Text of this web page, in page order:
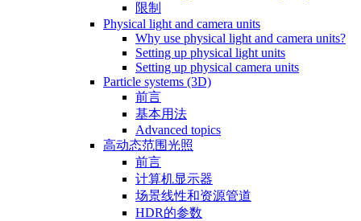
限制
Physical light and camera units
Why use physical light and camera units?
Setting up physical light units
Setting up physical camera units
Particle systems (3D)
前言
基本用法
Advanced topics
高动态范围光照
前言
计算机显示器
场景线性和资源管道
HDR的参数